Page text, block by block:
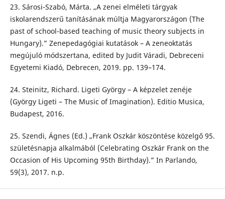
23. Sárosi-Szabó, Márta. „A zenei elméleti tárgyak
iskolarendszerű tanításának múltja Magyarországon (The
past of school-based teaching of music theory subjects in
Hungary).” Zenepedagógiai kutatások – A zeneoktatás
megújuló módszertana, edited by Judit Váradi, Debreceni
Egyetemi Kiadó, Debrecen, 2019. pp. 139–174.
24. Steinitz, Richard. Ligeti György – A képzelet zenéje
(György Ligeti – The Music of Imagination). Editio Musica,
Budapest, 2016.
25. Szendi, Ágnes (Ed.) „Frank Oszkár köszöntése közelgő 95.
születésnapja alkalmából (Celebrating Oszkár Frank on the
Occasion of His Upcoming 95th Birthday).” In Parlando,
59(3), 2017. n.p.